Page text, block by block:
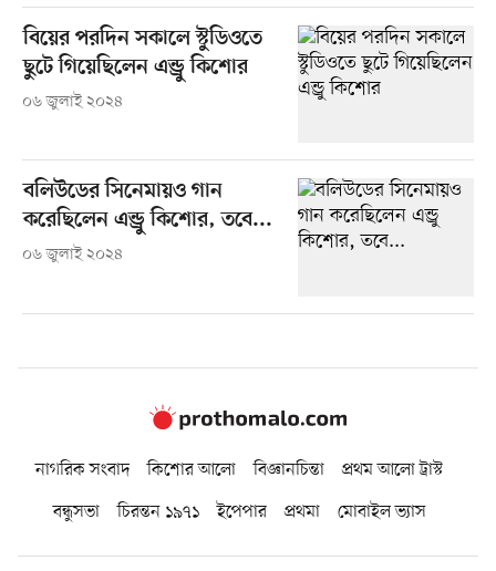
বিয়ের পরদিন সকালে স্টুডিওতে
ছুটে গিয়েছিলেন এন্ড্রু কিশোর
০৬ জুলাই ২০২৪
বলিউডের সিনেমায়ও গান
করেছিলেন এন্ড্রু কিশোর, তবে...
০৬ জুলাই ২০২৪
নাগরিক সংবাদ কিশোর আলো বিজ্ঞানচিন্তা
প্রথম আলো ট্রাস্ট
বন্ধুসভা
চিরন্তন ১৯৭১ ইপেপার প্রথমা মোবাইল ভ্যাস